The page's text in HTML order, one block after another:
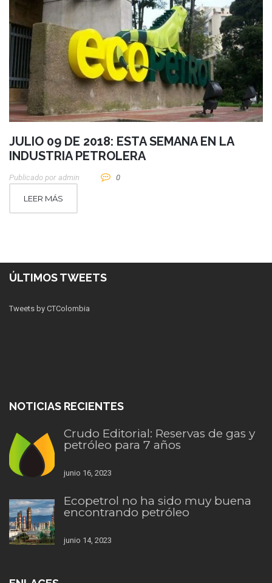
JULIO 09 DE 2018: ESTA SEMANA EN LA
INDUSTRIA PETROLERA
Publicado por Admin 0
LEER MÁS
ÚLTIMOS TWEETS
Tweets by CTColombia
NOTICIAS RECIENTES
Crudo Editorial: Reservas de gas y
petróleo para 7 años
junio 16, 2023
Ecopetrol no ha sido muy buena
encontrando petróleo
junio 14, 2023